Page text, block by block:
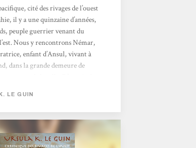
cité des rivages de l’ouest
il y a une quinzaine d’années,
peuple guerrier venant du
Nous y rencontrons Némar,
enfant d’Ansul, vivant à
dans la grande demeure de
de la trilogie. Qu’iel ne s’en
nous les retrouverons bien
donc, jeune orpheline curieuse,
par les livres et ce qu’ils...
LE GUIN